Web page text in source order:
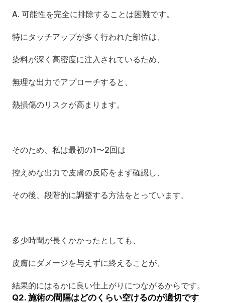
A. 可能性を完全に排除することは困難です。
特にタッチアップが多く行われた部位は、
染料が深く高密度に注入されているため、
無理な出力でアプローチすると、
熱損傷のリスクが高まります。
そのため、私は最初の1〜2回は
控えめな出力で皮膚の反応をまず確認し、
その後、段階的に調整する方法をとっています。
多少時間が長くかかったとしても、
皮膚にダメージを与えずに終えることが、
結果的にはるかに良い仕上がりにつながるからです。
Q2. 施術の間隔はどのくらい空けるのが適切です